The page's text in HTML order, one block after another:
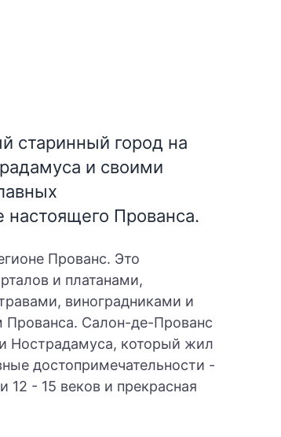
старинный город на
и своими
настоящего Прованса.
Прованс. Это
и платанами,
виноградниками и
Салон-де-Прованс
Нострадамуса, который жил
достопримечательности -
- 15 веков и прекрасная